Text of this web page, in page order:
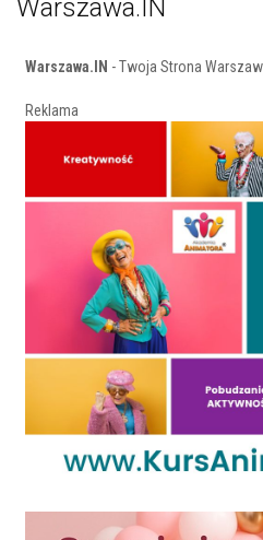
Warszawa.IN
Warszawa.IN - Twoja Strona
Reklama